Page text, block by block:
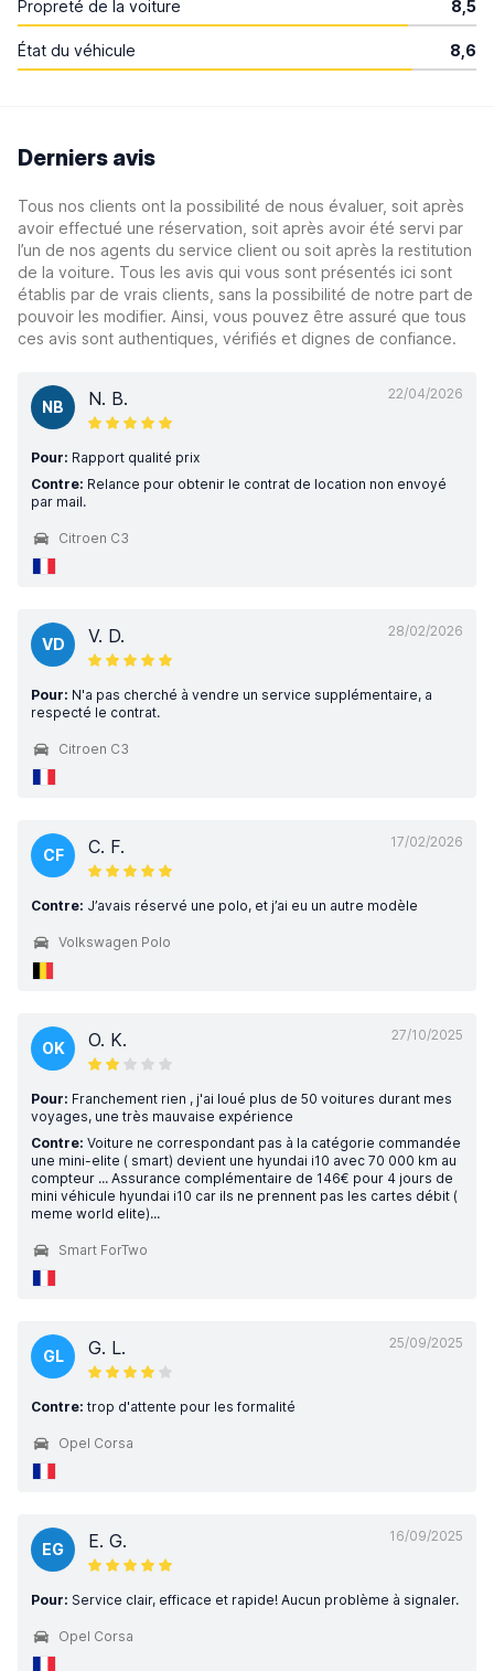
Propreté de la voiture 8,5
État du véhicule 8,6
Derniers avis
Tous nos clients ont la possibilité de nous évaluer, soit après
avoir effectué une réservation, soit après avoir été servi par
l’un de nos agents du service client ou soit après la restitution
de la voiture. Tous les avis qui vous sont présentés ici sont
établis par de vrais clients, sans la possibilité de notre part de
pouvoir les modifier. Ainsi, vous pouvez être assuré que tous
ces avis sont authentiques, vérifiés et dignes de confiance.
22/04/2026
NB N. B.
Pour: Rapport qualité prix
Contre: Relance pour obtenir le contrat de location non envoyé
par mail.
Citroen C3
28/02/2026
VD V. D.
Pour: N'a pas cherché à vendre un service supplémentaire, a
respecté le contrat.
Citroen C3
17/02/2026
CF C. F.
Contre: J’avais réservé une polo, et j’ai eu un autre modèle
Volkswagen Polo
27/10/2025
OK O. K.
Pour: Franchement rien , j'ai loué plus de 50 voitures durant mes
voyages, une très mauvaise expérience
Contre: Voiture ne correspondant pas à la catégorie commandée
une mini-elite ( smart) devient une hyundai i10 avec 70 000 km au
compteur ... Assurance complémentaire de 146€ pour 4 jours de
mini véhicule hyundai i10 car ils ne prennent pas les cartes débit (
meme world elite)...
Smart ForTwo
25/09/2025
GL G. L.
Contre: trop d'attente pour les formalité
Opel Corsa
16/09/2025
EG E. G.
Pour: Service clair, efficace et rapide! Aucun problème à signaler.
Opel Corsa